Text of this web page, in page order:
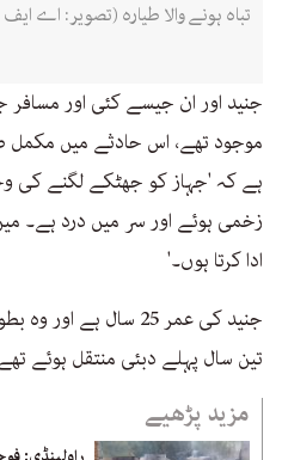
تباہ ہونے والا طیارہ (تصویر: اے
جنید اور ان جیسے کئی اور
موجود تھے، اس حادثے میں مکمل
ہے کہ 'جہاز کو جھٹکے لگنے
زخمی ہوئے اور سر میں درد ہے۔
ادا کرتا ہوں۔'
جنید کی عمر 25 سال ہے
تین سال پہلے دبئی منتقل ہوئے
مزید پڑھیے